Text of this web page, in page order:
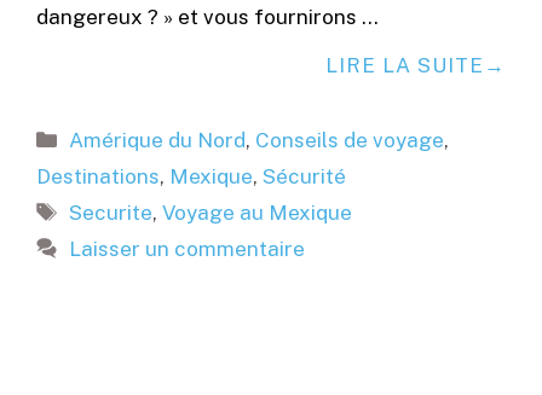
dangereux ? » et vous fournirons …
LIRE LA SUITE
Catégories
Amérique du Nord, Conseils de voyage,
Destinations, Mexique, Sécurité
Étiquettes
Securite,Voyage au Mexique
Laisser un commentaire